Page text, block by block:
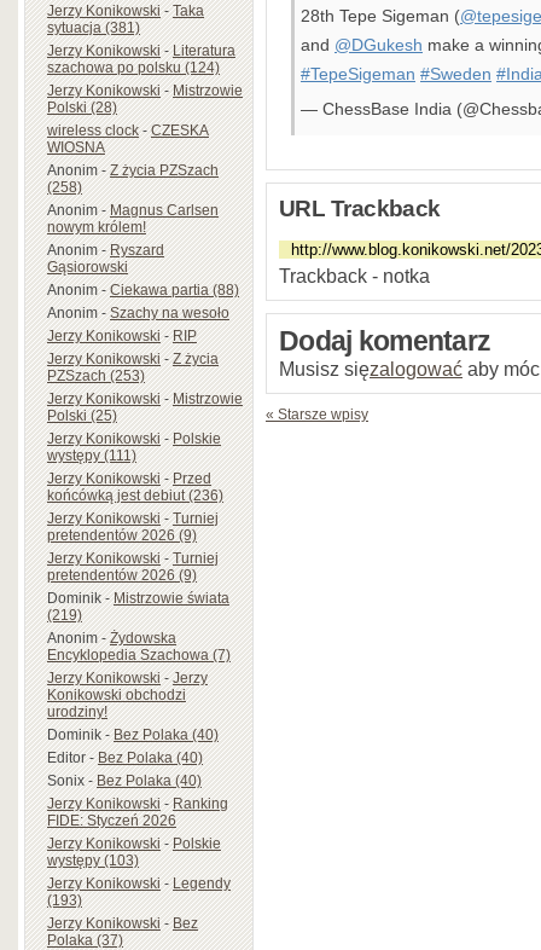
Jerzy Konikowski-Taka
sytuacja (381)
Jerzy Konikowski-Literatura
szachowa po polsku (124)
Jerzy Konikowski-Mistrzowie
Polski (28)
wireless clock-CZESKA
WIOSNA
Anonim-Z życia PZSzach
(258)
Anonim-Magnus Carlsen
nowym królem!
Anonim-Ryszard
Gąsiorowski
Anonim-Ciekawa partia (88)
Anonim-Szachy na wesoło
Jerzy Konikowski-RIP
Jerzy Konikowski-Z życia
PZSzach (253)
Jerzy Konikowski-Mistrzowie
Polski (25)
Jerzy Konikowski-Polskie
występy (111)
Jerzy Konikowski-Przed
końcówką jest debiut (236)
Jerzy Konikowski-Turniej
pretendentów 2026 (9)
Jerzy Konikowski-Turniej
pretendentów 2026 (9)
Dominik-Mistrzowie świata
(219)
Anonim-Żydowska
Encyklopedia Szachowa (7)
Jerzy Konikowski-Jerzy
Konikowski obchodzi
urodziny!
Dominik-Bez Polaka (40)
Editor-Bez Polaka (40)
Sonix-Bez Polaka (40)
Jerzy Konikowski-Ranking
FIDE: Styczeń 2026
Jerzy Konikowski-Polskie
występy (103)
Jerzy Konikowski-Legendy
(193)
Jerzy Konikowski-Bez
Polaka (37)
28th Tepe Sigeman (
and @DGukesh make a
#TepeSigeman #Sweden
— ChessBase India
URL Trackback
Trackback - notka
Dodaj komentarz
Musisz sięzalogować aby
« Starsze wpisy